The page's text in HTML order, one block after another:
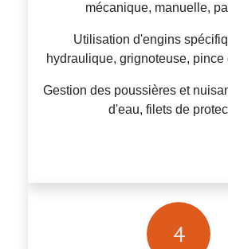
mécanique, manuelle,
Utilisation d'engins
hydraulique, grignoteuse, pince
Gestion des poussières et
d'eau, filets de
4